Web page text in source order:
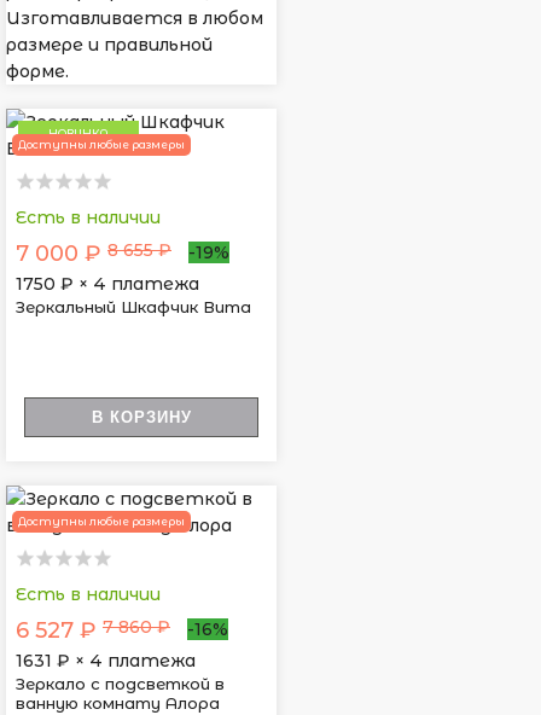
Изготавливается в любом
размере и правильной
форме.
НОВИНКА
Доступны любые размеры
Есть в наличии
7 000 ₽ 8 655 ₽
-19%
1750 ₽ × 4 платежа
Зеркальный Шкафчик Вита
В КОРЗИНУ
Доступны любые размеры
Есть в наличии
6 527 ₽ 7 860 ₽
-16%
1631 ₽ × 4 платежа
Зеркало с подсветкой в
ванную комнату Алора